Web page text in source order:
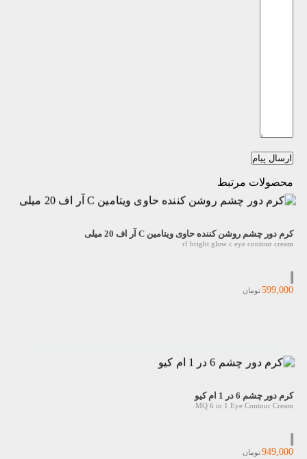
ارسال پیام
محصولات مرتبط
کرم دور چشم روشن کننده حاوی ویتامین C آر اف 20 میلی
rf bright glow c eye contour cream
599,000تومان
کرم دور چشم 6 در 1 ام کیو
MQ 6 in 1 Eye Contour Cream
949,000تومان